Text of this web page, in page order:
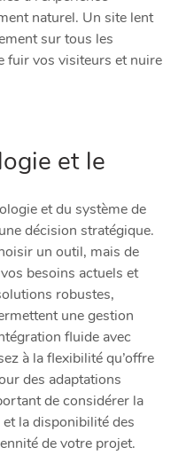
naturel. Un site lent
sur tous les
fuir vos visiteurs et nuire
et le
et du système de
décision stratégique.
un outil, mais de
besoins actuels et
robustes,
une gestion
fluide avec
à la flexibilité qu’offre
des adaptations
de considérer la
la disponibilité des
de votre projet.